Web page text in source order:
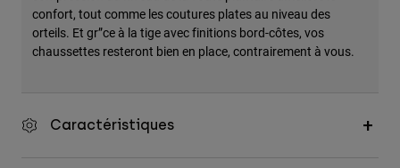
confort, tout comme les coutures plates au niveau des
orteils. Et gr”ce à la tige avec finitions bord-côtes, vos
chaussettes resteront bien en place, contrairement à vous.
Caractéristiques